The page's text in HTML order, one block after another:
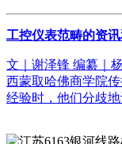
工控仪表范畴的资
文｜谢泽锋 编纂｜
西蒙取哈佛商学院
经验时，他们分歧